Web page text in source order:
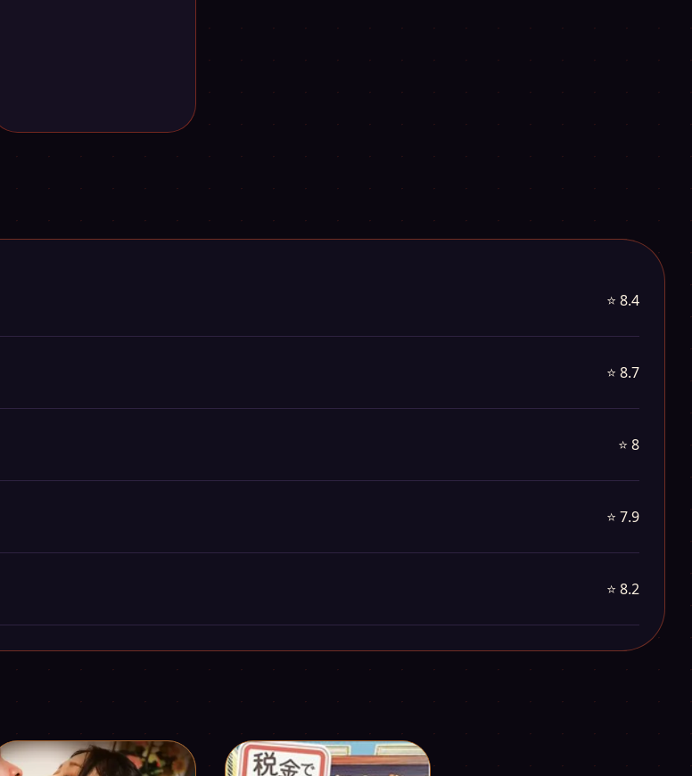
⭐ 8.4
⭐ 8.7
⭐ 8
⭐ 7.9
⭐ 8.2